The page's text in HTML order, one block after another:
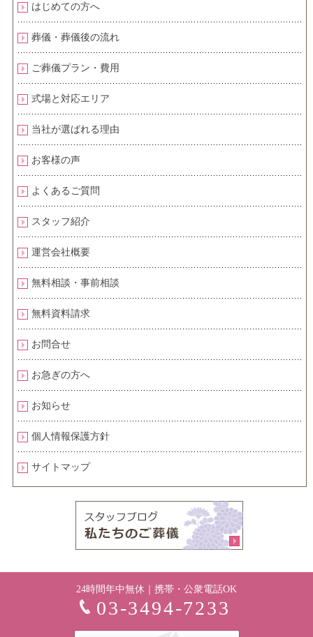
はじめての方へ
葬儀・葬儀後の流れ
ご葬儀プラン・費用
式場と対応エリア
当社が選ばれる理由
お客様の声
よくあるご質問
スタッフ紹介
運営会社概要
無料相談・事前相談
無料資料請求
お問合せ
お急ぎの方へ
お知らせ
個人情報保護方針
サイトマップ
24時間年中無休｜携帯・公衆電話OK
03-3494-7233